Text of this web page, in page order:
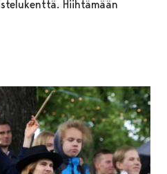
Hiihtämään